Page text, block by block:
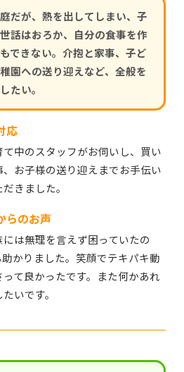
だが、熱を出してしまい、子
話はおろか、自分の食事を作
できない。介抱と家事、子ど
園への送り迎えなど、全般を
たい。
応
中のスタッフがお伺いし、買い
お子様の送り迎えまでお手伝い
きました。
らのお声
は無理を言えず困っていたの
かりました。笑顔でテキパキ動
って良かったです。また何かあれ
いです。